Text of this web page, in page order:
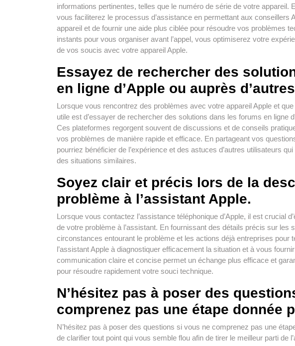
informations pertinentes, telles que le numéro de série de votre appareil.
vous faciliterez le processus d’assistance en permettant aux conseillers
appareil et de fournir une aide plus ciblée pour résoudre vos problèmes
instants pour vous organiser avant l’appel, vous optimiserez votre
de vos soucis avec votre appareil Apple.
Essayez de rechercher des
en ligne d’Apple ou auprès
Lorsque vous rencontrez des problèmes avec votre appareil Apple et
utile est d’essayer de rechercher des solutions dans les forums en ligne
Ces plateformes regorgent souvent de discussions et de conseils
vos problèmes de manière rapide et efficace. En partageant vos
pourriez bénéficier de l’expérience et des astuces d’autres utilisateurs
des situations similaires.
Soyez clair et précis lors de la
problème à l’assistant Apple.
Lorsque vous contactez l’assistance téléphonique d’Apple, il est crucial
de votre problème à l’assistant. En fournissant des détails précis sur les
circonstances entourant le problème et les actions déjà entreprises pour
l’assistant Apple à diagnostiquer efficacement la situation et à vous
communication claire et concise permet un échange plus efficace et
pour résoudre rapidement votre souci technique.
N’hésitez pas à poser des
comprenez pas une étape donnée
N’hésitez pas à poser des questions si vous ne comprenez pas une
de clarifier tout point qui vous semble flou afin de tirer le meilleur parti de